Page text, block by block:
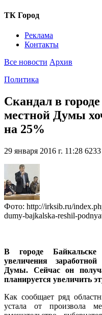
ТК Город
Реклама
Контакты
Все новости Архив
Политика
Скандал в
местной Думы
на 25%
29 января 2016 г. 11:28 6233
Фото: http://irksib.ru/
dumy-bajkalska-reshil-
В городе Байкальске
увеличения
Думы. Сейчас он
планируется увеличить
Как сообщает ряд
устала от произвола